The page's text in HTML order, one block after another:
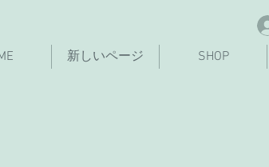
新しいページ SHOP